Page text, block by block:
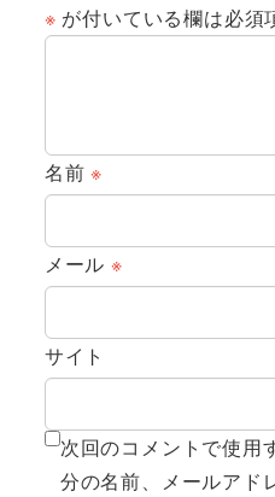
※ が付いている欄は必須
名前※
メール ※
サイト
次回のコメントで使用
分の名前、メールアド